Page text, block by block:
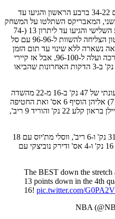
הסלטיקס פתחו טוב את המשחק עם 34-22 ברבע הראשון והגיעו עד
הרבע השני, המאבריקס השתלטו על המשחק
עם 19-27 ברבע השני, 16-28 ברבע השלישי והגיעו עד ליתרון 13 (74-
87) כנשארו 7:47 דקות לסיום. בוסטון הצליחה להשוות ל-96-96 עם סל
לסיום והתוצאה נשארה ללא שינוי עד תום הזמן
החוקי. דאלאס פתחה טוב את ההארכה ועלה ל-96-100, אבל אז קיירי
אירווינג השתלט על המשחק עם 10 נק' ב-3 הדקות האחרונות שהביאו
קיירי הוביל את הסלטיקס עם שיא עונתי של 47 נק' ב-16 מ-22 מהשדה
(73%) כולל 5 מ-7 מחוץ לקשת (71%) אליהן הוסיף 6 אס' ואת החטיפה
שהביאה לסל השיוויון של טייטום. ג'יילן בראון קלע 22 נק' והוריד 9 ריב',
בדאלאס בלטו האריסון בארנס עם 31 נק' ו-6 ריב', ווסלי מת'יוס עם 18
נק' 6 ריב' ו-4 חט', ג'יי ג'יי בראה עם 16 נק' ו-4 אס' ודירק נוביצקי עם
The BEST down the stretch
13 points down in the 4th
16! pic.twitter.com/